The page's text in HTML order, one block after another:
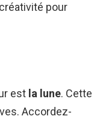
pour
est la lune. Cette
Accordez-